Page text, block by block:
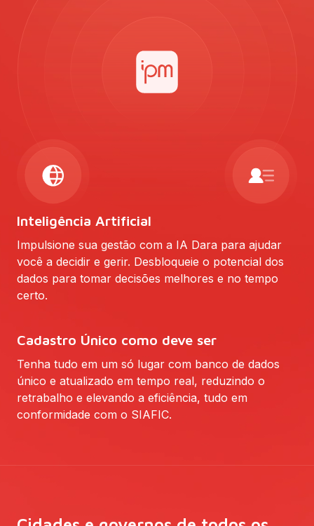
Inteligência Artificial
Impulsione sua gestão com a IA Dara para ajudar
você a decidir e gerir. Desbloqueie o potencial dos
dados para tomar decisões melhores e no tempo
certo.
Cadastro Único como deve ser
Tenha tudo em um só lugar com banco de dados
único e atualizado em tempo real, reduzindo o
retrabalho e elevando a eficiência, tudo em
conformidade com o SIAFIC.